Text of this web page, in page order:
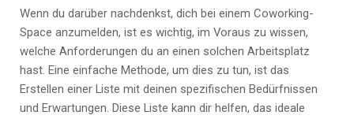
Wenn du darüber nachdenkst, dich bei einem Coworking-
Space anzumelden, ist es wichtig, im Voraus zu wissen,
welche Anforderungen du an einen solchen Arbeitsplatz
hast. Eine einfache Methode, um dies zu tun, ist das
Erstellen einer Liste mit deinen spezifischen Bedürfnissen
und Erwartungen. Diese Liste kann dir helfen, das ideale